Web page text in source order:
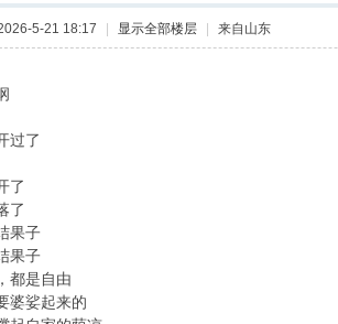
5-21 18:17 显示全部楼层 来自山东
过了
了
了
果子
果子
都是自由
婆娑起来的